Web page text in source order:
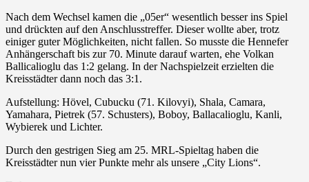
Nach dem Wechsel kamen die „05er“ wesentlich besser ins Spiel
und drückten auf den Anschlusstreffer. Dieser wollte aber, trotz
einiger guter Möglichkeiten, nicht fallen. So musste die Hennefer
Anhängerschaft bis zur 70. Minute darauf warten, ehe Volkan
Ballicalioglu das 1:2 gelang. In der Nachspielzeit erzielten die
Kreisstädter dann noch das 3:1.
Aufstellung: Hövel, Cubucku (71. Kilovyi), Shala, Camara,
Yamahara, Pietrek (57. Schusters), Boboy, Ballacalioglu, Kanli,
Wybierek und Lichter.
Durch den gestrigen Sieg am 25. MRL-Spieltag haben die
Kreisstädter nun vier Punkte mehr als unsere „City Lions“.